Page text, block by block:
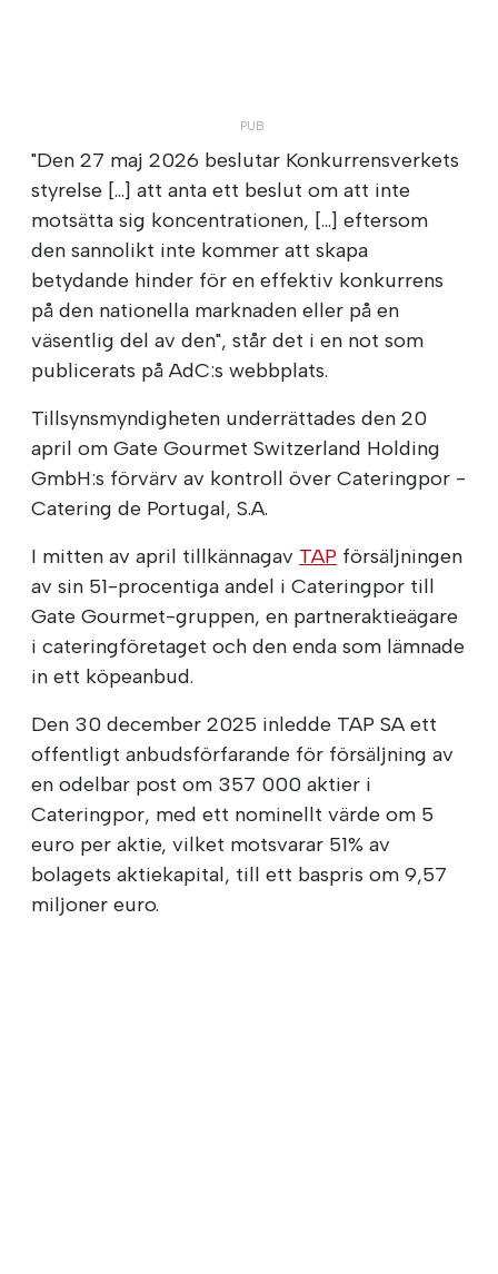
"Den 27 maj 2026 beslutar Konkurrensverkets
styrelse [...] att anta ett beslut om att inte
motsätta sig koncentrationen, [...] eftersom
den sannolikt inte kommer att skapa
betydande hinder för en effektiv konkurrens
på den nationella marknaden eller på en
väsentlig del av den", står det i en not som
publicerats på AdC:s webbplats.
Tillsynsmyndigheten underrättades den 20
april om Gate Gourmet Switzerland Holding
GmbH:s förvärv av kontroll över Cateringpor -
Catering de Portugal, S.A.
I mitten av april tillkännagav TAP försäljningen
av sin 51-procentiga andel i Cateringpor till
Gate Gourmet-gruppen, en partneraktieägare
i cateringföretaget och den enda som lämnade
in ett köpeanbud.
Den 30 december 2025 inledde TAP SA ett
offentligt anbudsförfarande för försäljning av
en odelbar post om 357 000 aktier i
Cateringpor, med ett nominellt värde om 5
euro per aktie, vilket motsvarar 51% av
bolagets aktiekapital, till ett baspris om 9,57
miljoner euro.